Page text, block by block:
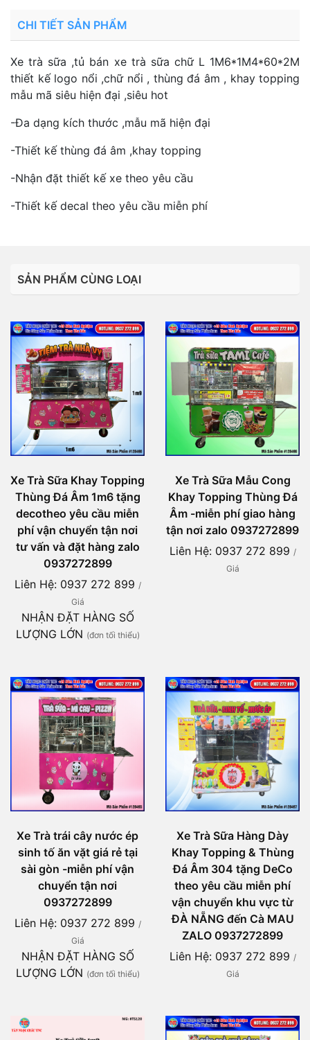
CHI TIẾT SẢN PHẨM
Xe trà sữa ,tủ bán xe trà sữa chữ L 1M6*1M4*60*2M
thiết kế logo nổi ,chữ nổi , thùng đá âm , khay topping
mẫu mã siêu hiện đại ,siêu hot
-Đa dạng kích thước ,mẫu mã hiện đại
-Thiết kế thùng đá âm ,khay topping
-Nhận đặt thiết kế xe theo yêu cầu
-Thiết kế decal theo yêu cầu miễn phí
SẢN PHẨM CÙNG LOẠI
Xe Trà Sữa Khay Topping
Thùng Đá Âm 1m6 tặng
decotheo yêu cầu miễn
phí vận chuyển tận nơi
tư vấn và đặt hàng zalo
0937272899
Liên Hệ: 0937 272 899 /
Giá
NHẬN ĐẶT HÀNG SỐ
LƯỢNG LỚN (đơn tối thiểu)
Xe Trà Sữa Mẫu Cong
Khay Topping Thùng Đá
Âm -miễn phí giao hàng
tận nơi zalo 0937272899
Liên Hệ: 0937 272 899 /
Giá
Xe Trà trái cây nước ép
sinh tố ăn vặt giá rẻ tại
sài gòn -miễn phí vận
chuyển tận nơi
0937272899
Liên Hệ: 0937 272 899 /
Giá
NHẬN ĐẶT HÀNG SỐ
LƯỢNG LỚN (đơn tối thiểu)
Xe Trà Sữa Hàng Dày
Khay Topping & Thùng
Đá Âm 304 tặng DeCo
theo yêu cầu miễn phí
vận chuyển khu vực từ
ĐÀ NẴNG đến Cà MAU
ZALO 0937272899
Liên Hệ: 0937 272 899 /
Giá